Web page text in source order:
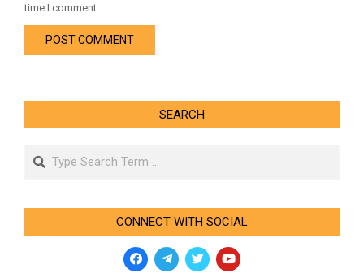
time I comment.
SEARCH
Search
CONNECT WITH SOCIAL